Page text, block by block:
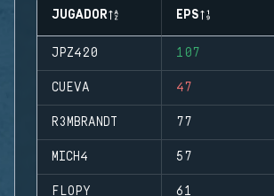
JUGADOR EPS
JPZ420 107
CUEVA 47
R3MBRANDT 77
MICH4 57
FLOPY 61